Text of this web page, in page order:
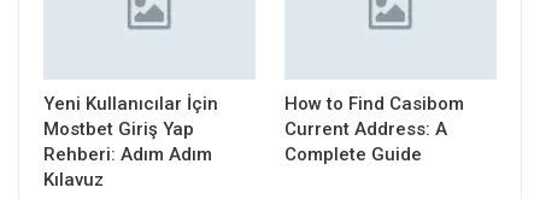
Yeni Kullanıcılar İçin
Mostbet Giriş Yap
Rehberi: Adım Adım
Kılavuz
How to Find Casibom
Current Address: A
Complete Guide